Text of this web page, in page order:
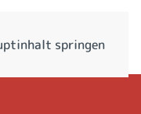
springen